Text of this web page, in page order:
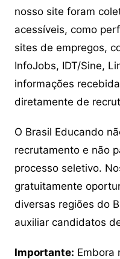
nosso site foram
acessíveis, como
sites de empregos,
InfoJobs, IDT/Sine,
informações
diretamente de
O Brasil Educando
recrutamento e não
processo seletivo.
gratuitamente
diversas regiões do
auxiliar candidatos
Importante: Embora